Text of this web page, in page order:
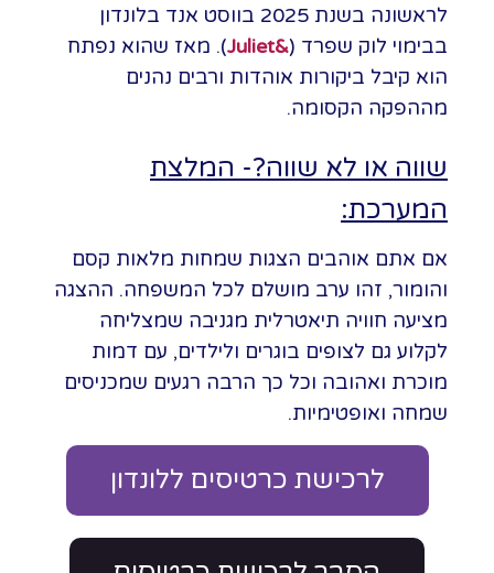
לראשונה בשנת 2025 בווסט אנד בלונדון
בבימוי לוק שפרד (&Juliet
). מאז שהוא נפתח
הוא קיבל ביקורות אוהדות ורבים נהנים
מההפקה הקסומה.
שווה או לא שווה?- המלצת
המערכת:
אם אתם אוהבים הצגות שמחות מלאות קסם
והומור, זהו ערב מושלם לכל המשפחה. ההצגה
מציעה חוויה תיאטרלית מגניבה שמצליחה
לקלוע גם לצופים בוגרים ולילדים, עם דמות
מוכרת ואהובה וכל כך הרבה רגעים שמכניסים
שמחה ואופטימיות.
לרכישת כרטיסים ללונדון